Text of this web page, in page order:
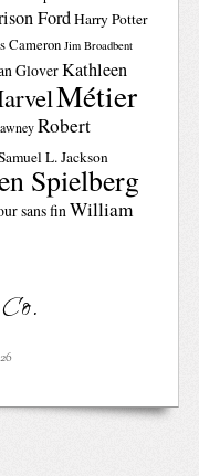
FordHarry Potter
Cameron Jim Broadbent
GloverKathleen
Métier
Robert
L. Jackson
Spielberg
sans finWilliam